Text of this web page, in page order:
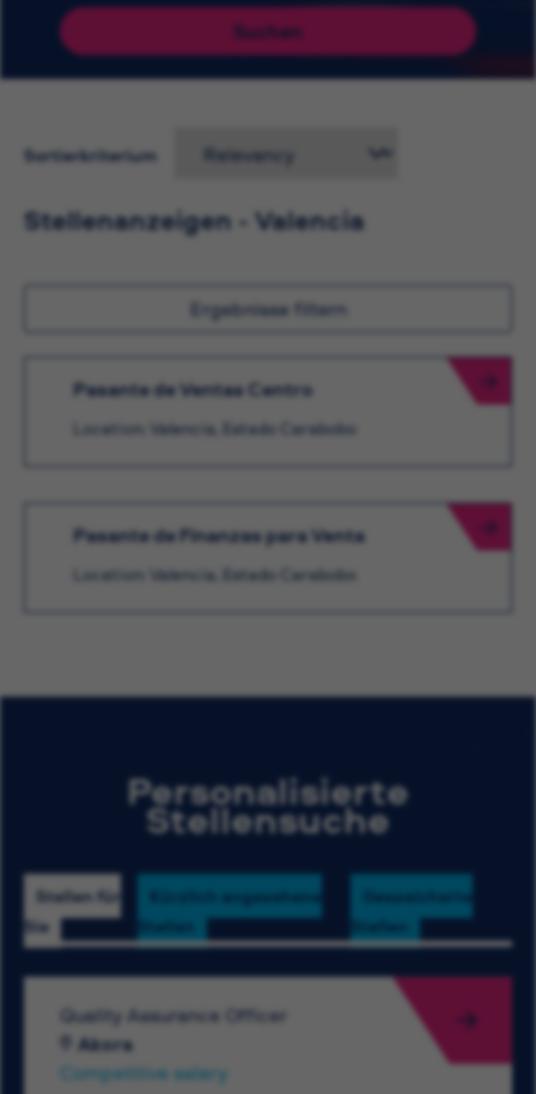
Suchen
Sortierkriterium
Stellenanzeigen - Valencia
Ergebnisse filtern
Pasante de Ventas Centro
Location: Valencia, Estado Carabobo
Pasante de Finanzas para Venta
Location: Valencia, Estado Carabobo
Personalisierte
Stellensuche
Stellen für
Sie
Kürzlich angesehene
Stellen
Gespeicherte
Stellen
Quality Assurance Officer
Akora
Competitive salary